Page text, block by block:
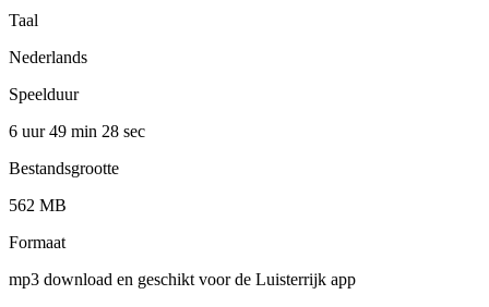
Taal
Nederlands
Speelduur
6 uur 49 min 28 sec
Bestandsgrootte
562 MB
Formaat
mp3 download en geschikt voor de Luisterrijk app